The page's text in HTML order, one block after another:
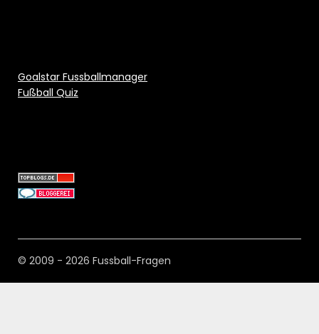
Goalstar Fussballmanager
Fußball Quiz
© 2009 - 2026 Fussball-Fragen